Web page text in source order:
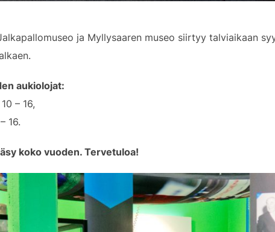
ja Myllysaaren museo siirtyy talviaikaan
aukiolojat:
– 16,
16.
koko vuoden. Tervetuloa!